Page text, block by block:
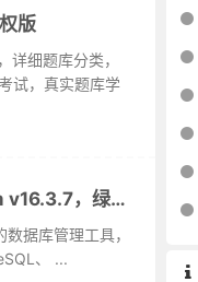
版
详细题库分类，
试，真实题库学
『Windows』Navicat Premium v16.3.7，绿色免安装版
据库管理工具，
、 ...